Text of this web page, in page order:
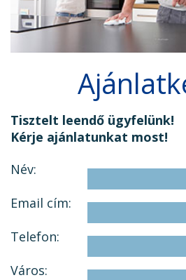
Tisztelt leendő ügyfelünk!
Kérje ajánlatunkat most!
Név:
Email cím:
Telefon:
Város: